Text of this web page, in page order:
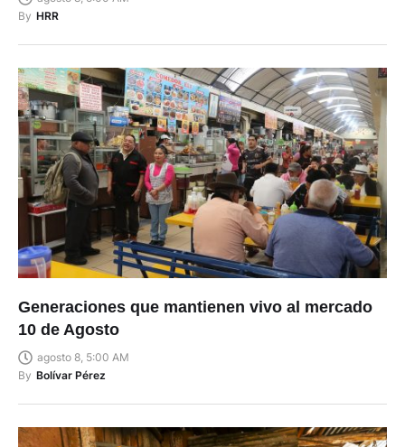
By HRR
Generaciones que mantienen vivo al mercado
10 de Agosto
agosto 8, 5:00 AM
By Bolívar Pérez